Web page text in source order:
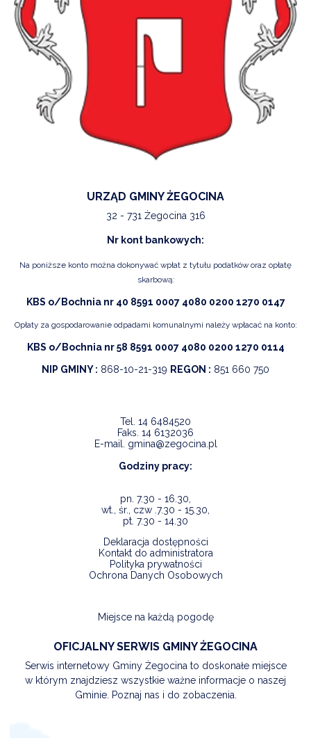
URZĄD GMINY ŻEGOCINA
32 - 731 Żegocina 316
Nr kont bankowych:
Na poniższe konto można dokonywać wpłat z tytułu podatków oraz opłatę
skarbową:
KBS o/Bochnia nr 40 8591 0007 4080 0200 1270 0147
Opłaty za gospodarowanie odpadami komunalnymi należy wpłacać na konto:
KBS o/Bochnia nr 58 8591 0007 4080 0200 1270 0114
NIP GMINY : 868-10-21-319 REGON : 851 660 750
Tel. 14 6484520
Faks. 14 6132036
E-mail. gmina@zegocina.pl
Godziny pracy:
pn. 7.30 - 16.30,
wt., śr., czw .7.30 - 15.30,
pt. 7.30 - 14.30
Deklaracja dostępności
Kontakt do administratora
Polityka prywatności
Ochrona Danych Osobowych
Miejsce na każdą pogodę
OFICJALNY SERWIS GMINY ŻEGOCINA
Serwis internetowy Gminy Żegocina to doskonałe miejsce
w którym znajdziesz wszystkie ważne informacje o naszej
Gminie. Poznaj nas i do zobaczenia.